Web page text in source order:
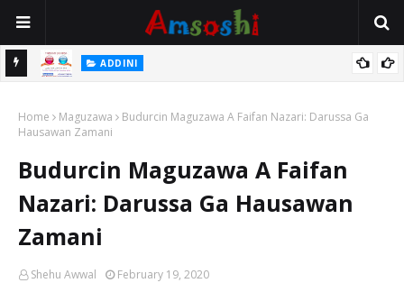
ADDINI
Home Maguzawa
Budurcin Maguzawa A Faifan Nazari: Darussa Ga
Hausawan Zamani
Budurcin Maguzawa A Faifan
Nazari: Darussa Ga Hausawan
Zamani
Shehu Awwal February 19, 2020